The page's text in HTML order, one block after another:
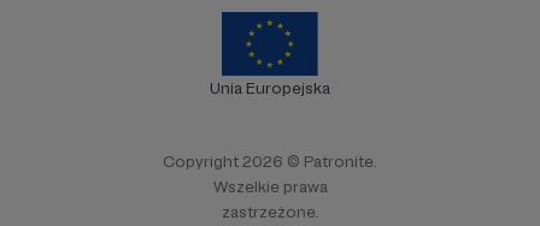
Unia Europejska
Copyright 2026 © Patronite.
Wszelkie prawa
zastrzeżone.